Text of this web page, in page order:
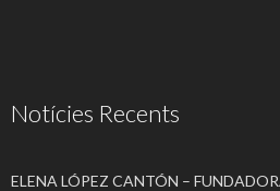
Notícies Recents
ELENA LÓPEZ CANTÓN –